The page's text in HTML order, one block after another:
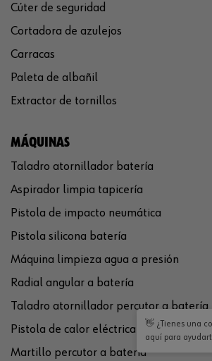
Cúter de seguridad
Cortadora de azulejos
Carracas
Paleta de albañil
Extractor de tornillos
MÁQUINAS
Taladro atornillador batería
Aspirador limpia tapicería
Pistola de impacto neumática
Pistola silicona batería
Máquina limpieza agua a presión
Radial angular a batería
Taladro atornillador percutor a batería
Pistola de calor eléctrica
Martillo percutor a batería
👋 ¿Tienes una
aquí para